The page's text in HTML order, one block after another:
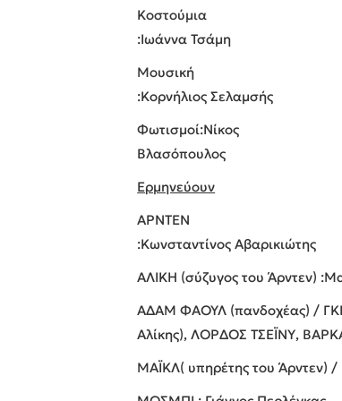
Κοστούμια
:Ιωάννα Τσάμη
Μουσική
:Κορνήλιος Σελαμσής
Φωτισμοί:Νίκος
Βλασόπουλος
Ερμηνεύουν
ΑΡΝΤΕΝ
:Κωνσταντίνος Αβαρικιώτης
ΑΛΙΚΗ (σύζυγος του Άρντεν)
ΑΔΑΜ ΦΑΟΥΛ (πανδοχέας) /
Αλίκης), ΛΟΡΔΟΣ ΤΣΕΪΝΥ,
ΜΑΪΚΛ( υπηρέτης του Άρντεν)